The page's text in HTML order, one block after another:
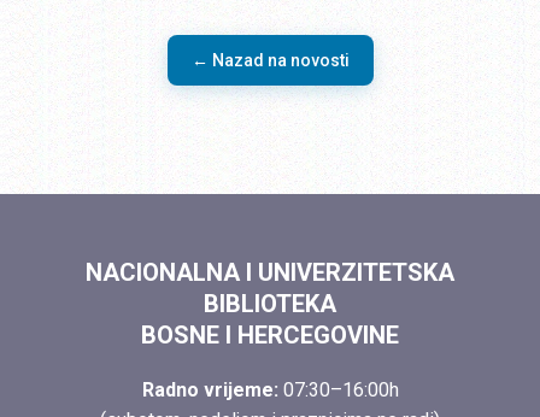
← Nazad na novosti
NACIONALNA I UNIVERZITETSKA
BIBLIOTEKA
BOSNE I HERCEGOVINE
Radno vrijeme: 07:30–16:00h